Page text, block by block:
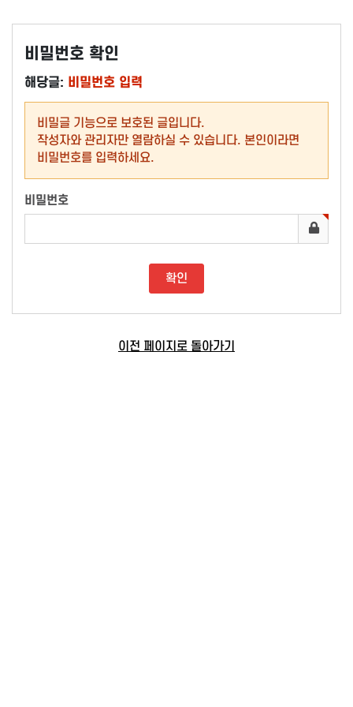
비밀번호 확인
해당글: 비밀번호 입력
비밀글 기능으로 보호된 글입니다.
작성자와 관리자만 열람하실 수 있습니다. 본인이라면
비밀번호를 입력하세요.
비밀번호
이전 페이지로 돌아가기